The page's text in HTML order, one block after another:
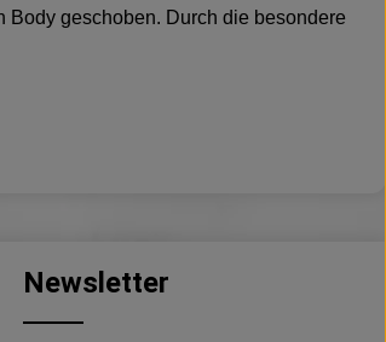
geschoben. Durch die besondere
Newsletter